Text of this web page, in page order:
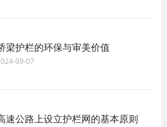
梁护栏的环保与审美价值
09-07
速公路上设立护栏网的基本原则